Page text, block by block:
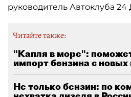
руководитель Автоклуба
Читайте также:
"Капля в море":
импорт бензина с
Не только бензин: по